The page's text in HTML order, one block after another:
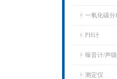
一氧化碳分
PH计
噪音计/声
测定仪